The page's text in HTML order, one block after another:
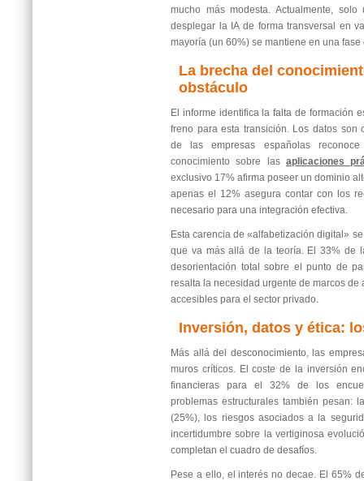
mucho más modesta. Actualmente,
desplegar la IA de forma transversal en
mayoría (un 60%) se mantiene en una
La brecha del
obstáculo
El informe identifica la falta de formación
freno para esta transición. Los datos son
de las empresas españolas
conocimiento sobre las aplicaciones
exclusivo 17% afirma poseer un dominio
apenas el 12% asegura contar con los
necesario para una integración efectiva.
Esta carencia de «alfabetización digital»
que va más allá de la teoría. El 33% de
desorientación total sobre el punto de
resalta la necesidad urgente de marcos de
accesibles para el sector privado.
Inversión, datos y ética:
Más allá del desconocimiento, las
muros críticos. El coste de la inversión
financieras para el 32% de los
problemas estructurales también pesan:
(25%), los riesgos asociados a la
incertidumbre sobre la vertiginosa
completan el cuadro de desafíos.
Pese a ello, el interés no decae. El 65%